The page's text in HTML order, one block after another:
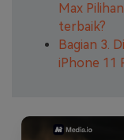
Max
terbaik?
Bagian 3.
iPhone 11